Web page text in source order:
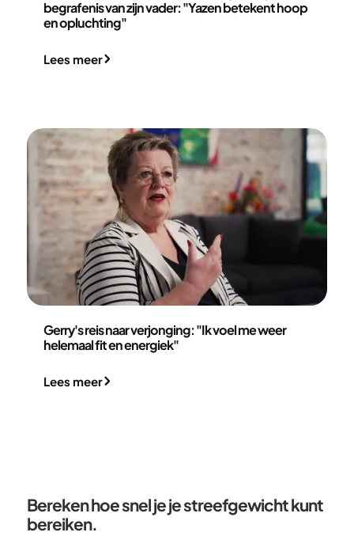
begrafenis van zijn vader: "Yazen betekent hoop
en opluchting"
Lees meer
Gerry's reis naar verjonging: "Ik voel me weer
helemaal fit en energiek"
Lees meer
Bereken hoe snel je je streefgewicht kunt
bereiken.